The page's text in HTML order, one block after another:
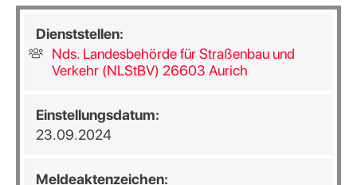
Dienststellen:
Nds. Landesbehörde für Straßenbau und
Verkehr (NLStBV) 26603 Aurich
Einstellungsdatum:
23.09.2024
Meldeaktenzeichen: